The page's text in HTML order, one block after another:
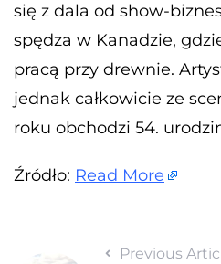
się z dala od show-
spędza w Kanadzie,
pracą przy drewnie.
jednak całkowicie ze
roku obchodzi 54.
Źródło: Read More
Previous